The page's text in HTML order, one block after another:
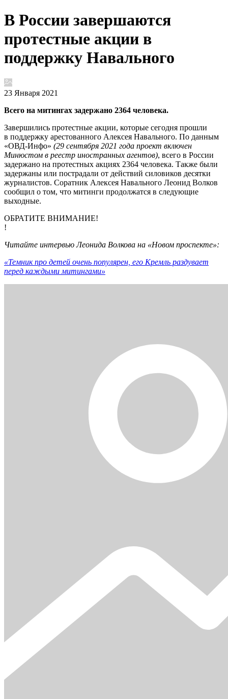
В России завершаются
протестные акции в
поддержку Навального
23 Января 2021
Всего на митингах задержано 2364 человека.
Завершились протестные акции, которые сегодня прошли
в поддержку арестованного Алексея Навального. По данным
«ОВД-Инфо» (29 сентября 2021 года проект включен
Минюстом в реестр иностранных агентов), всего в России
задержано на протестных акциях 2364 человека. Также были
задержаны или пострадали от действий силовиков десятки
журналистов. Соратник Алексея Навального Леонид Волков
сообщил о том, что митинги продолжатся в следующие
выходные.
ОБРАТИТЕ ВНИМАНИЕ!
!
Читайте интервью Леонида Волкова на «Новом проспекте»:
«Темник про детей очень популярен, его Кремль раздувает
перед каждыми митингами»